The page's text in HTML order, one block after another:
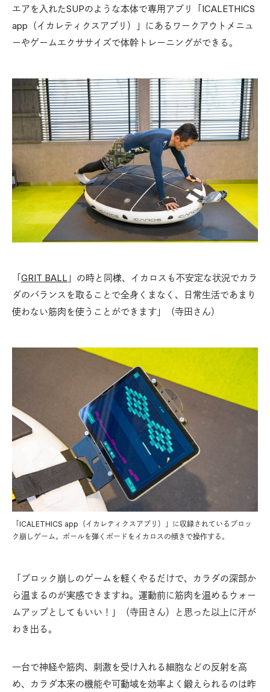
エアを入れたSUPのような本体で専用アプリ「ICALETHICS
app（イカレティクスアプリ）」にあるワークアウトメニュ
ーやゲームエクササイズで体幹トレーニングができる。
「 GRIT BALL 」の時と同様、イカロスも不安定な状況でカラ
ダのバランスを取ることで全身くまなく、日常生活であまり
使わない筋肉を使うことができます」（寺田さん）
「ICALETHICS app（イカレティクスアプリ）」に収録されているブロッ
ク崩しゲーム。ボールを弾くボードをイカロスの傾きで操作する。
「ブロック崩しのゲームを軽くやるだけで、カラダの深部か
ら温まるのが実感できますね。運動前に筋肉を温めるウォー
ムアップとしてもいい！」（寺田さん）と思った以上に汗が
わき出る。
一台で神経や筋肉、刺激を受け入れる細胞などの反射を高
め、カラダ本来の機能や可動域を効率よく鍛えられるのは昨